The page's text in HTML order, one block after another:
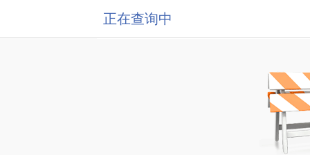
正在查询中